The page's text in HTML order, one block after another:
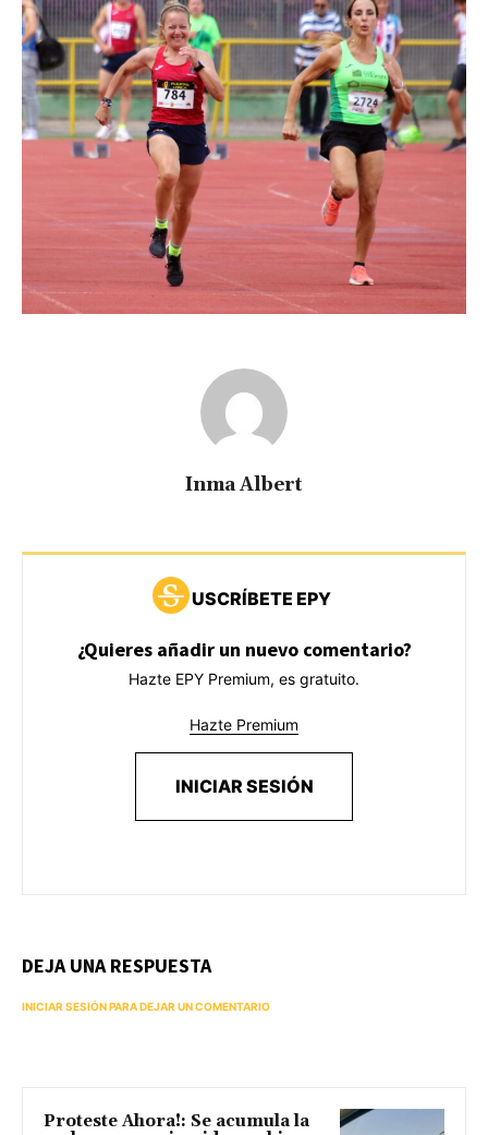
Inma Albert
USCRÍBETE EPY
¿Quieres añadir un nuevo comentario?
Hazte EPY Premium, es gratuito.
Hazte Premium
INICIAR SESIÓN
DEJA UNA RESPUESTA
INICIAR SESIÓN PARA DEJAR UN COMENTARIO
Proteste Ahora!: Se acumula la